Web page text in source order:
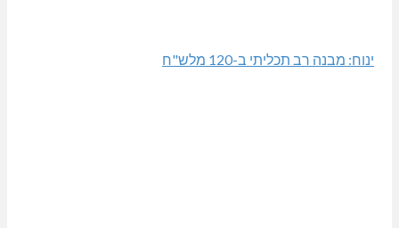
ינוח: מבנה רב תכליתי ב-120 מלש"ח